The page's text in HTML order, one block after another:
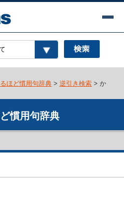
ほど慣用句辞典> 逆引き検索> か
慣用句辞典